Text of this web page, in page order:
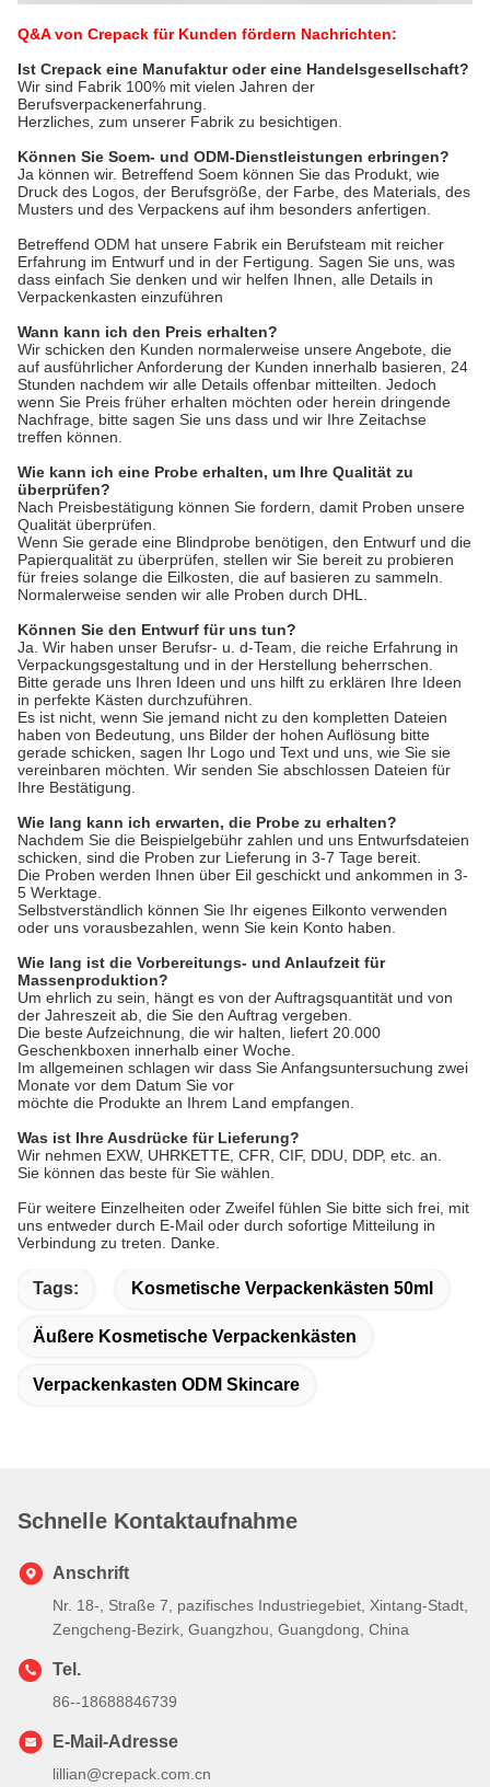
Q&A von Crepack für Kunden fördern Nachrichten:
Ist Crepack eine Manufaktur oder eine Handelsgesellschaft?
Wir sind Fabrik 100% mit vielen Jahren der
Berufsverpackenerfahrung.
Herzliches, zum unserer Fabrik zu besichtigen.
Können Sie Soem- und ODM-Dienstleistungen erbringen?
Ja können wir. Betreffend Soem können Sie das Produkt, wie
Druck des Logos, der Berufsgröße, der Farbe, des Materials, des
Musters und des Verpackens auf ihm besonders anfertigen.
Betreffend ODM hat unsere Fabrik ein Berufsteam mit reicher
Erfahrung im Entwurf und in der Fertigung. Sagen Sie uns, was
dass einfach Sie denken und wir helfen Ihnen, alle Details in
Verpackenkasten einzuführen
Wann kann ich den Preis erhalten?
Wir schicken den Kunden normalerweise unsere Angebote, die
auf ausführlicher Anforderung der Kunden innerhalb basieren, 24
Stunden nachdem wir alle Details offenbar mitteilten. Jedoch
wenn Sie Preis früher erhalten möchten oder herein dringende
Nachfrage, bitte sagen Sie uns dass und wir Ihre Zeitachse
treffen können.
Wie kann ich eine Probe erhalten, um Ihre Qualität zu
überprüfen?
Nach Preisbestätigung können Sie fordern, damit Proben unsere
Qualität überprüfen.
Wenn Sie gerade eine Blindprobe benötigen, den Entwurf und die
Papierqualität zu überprüfen, stellen wir Sie bereit zu probieren
für freies solange die Eilkosten, die auf basieren zu sammeln.
Normalerweise senden wir alle Proben durch DHL.
Können Sie den Entwurf für uns tun?
Ja. Wir haben unser Berufsr- u. d-Team, die reiche Erfahrung in
Verpackungsgestaltung und in der Herstellung beherrschen.
Bitte gerade uns Ihren Ideen und uns hilft zu erklären Ihre Ideen
in perfekte Kästen durchzuführen.
Es ist nicht, wenn Sie jemand nicht zu den kompletten Dateien
haben von Bedeutung, uns Bilder der hohen Auflösung bitte
gerade schicken, sagen Ihr Logo und Text und uns, wie Sie sie
vereinbaren möchten. Wir senden Sie abschlossen Dateien für
Ihre Bestätigung.
Wie lang kann ich erwarten, die Probe zu erhalten?
Nachdem Sie die Beispielgebühr zahlen und uns Entwurfsdateien
schicken, sind die Proben zur Lieferung in 3-7 Tage bereit.
Die Proben werden Ihnen über Eil geschickt und ankommen in 3-
5 Werktage.
Selbstverständlich können Sie Ihr eigenes Eilkonto verwenden
oder uns vorausbezahlen, wenn Sie kein Konto haben.
Wie lang ist die Vorbereitungs- und Anlaufzeit für
Massenproduktion?
Um ehrlich zu sein, hängt es von der Auftragsquantität und von
der Jahreszeit ab, die Sie den Auftrag vergeben.
Die beste Aufzeichnung, die wir halten, liefert 20.000
Geschenkboxen innerhalb einer Woche.
Im allgemeinen schlagen wir dass Sie Anfangsuntersuchung zwei
Monate vor dem Datum Sie vor
möchte die Produkte an Ihrem Land empfangen.
Was ist Ihre Ausdrücke für Lieferung?
Wir nehmen EXW, UHRKETTE, CFR, CIF, DDU, DDP, etc. an.
Sie können das beste für Sie wählen.
Für weitere Einzelheiten oder Zweifel fühlen Sie bitte sich frei, mit
uns entweder durch E-Mail oder durch sofortige Mitteilung in
Verbindung zu treten. Danke.
Tags: Kosmetische Verpackenkästen 50ml
Äußere Kosmetische Verpackenkästen
Verpackenkasten ODM Skincare
Schnelle Kontaktaufnahme
Anschrift
Nr. 18-, Straße 7, pazifisches Industriegebiet, Xintang-Stadt,
Zengcheng-Bezirk, Guangzhou, Guangdong, China
Tel.
86--18688846739
E-Mail-Adresse
lillian@crepack.com.cn